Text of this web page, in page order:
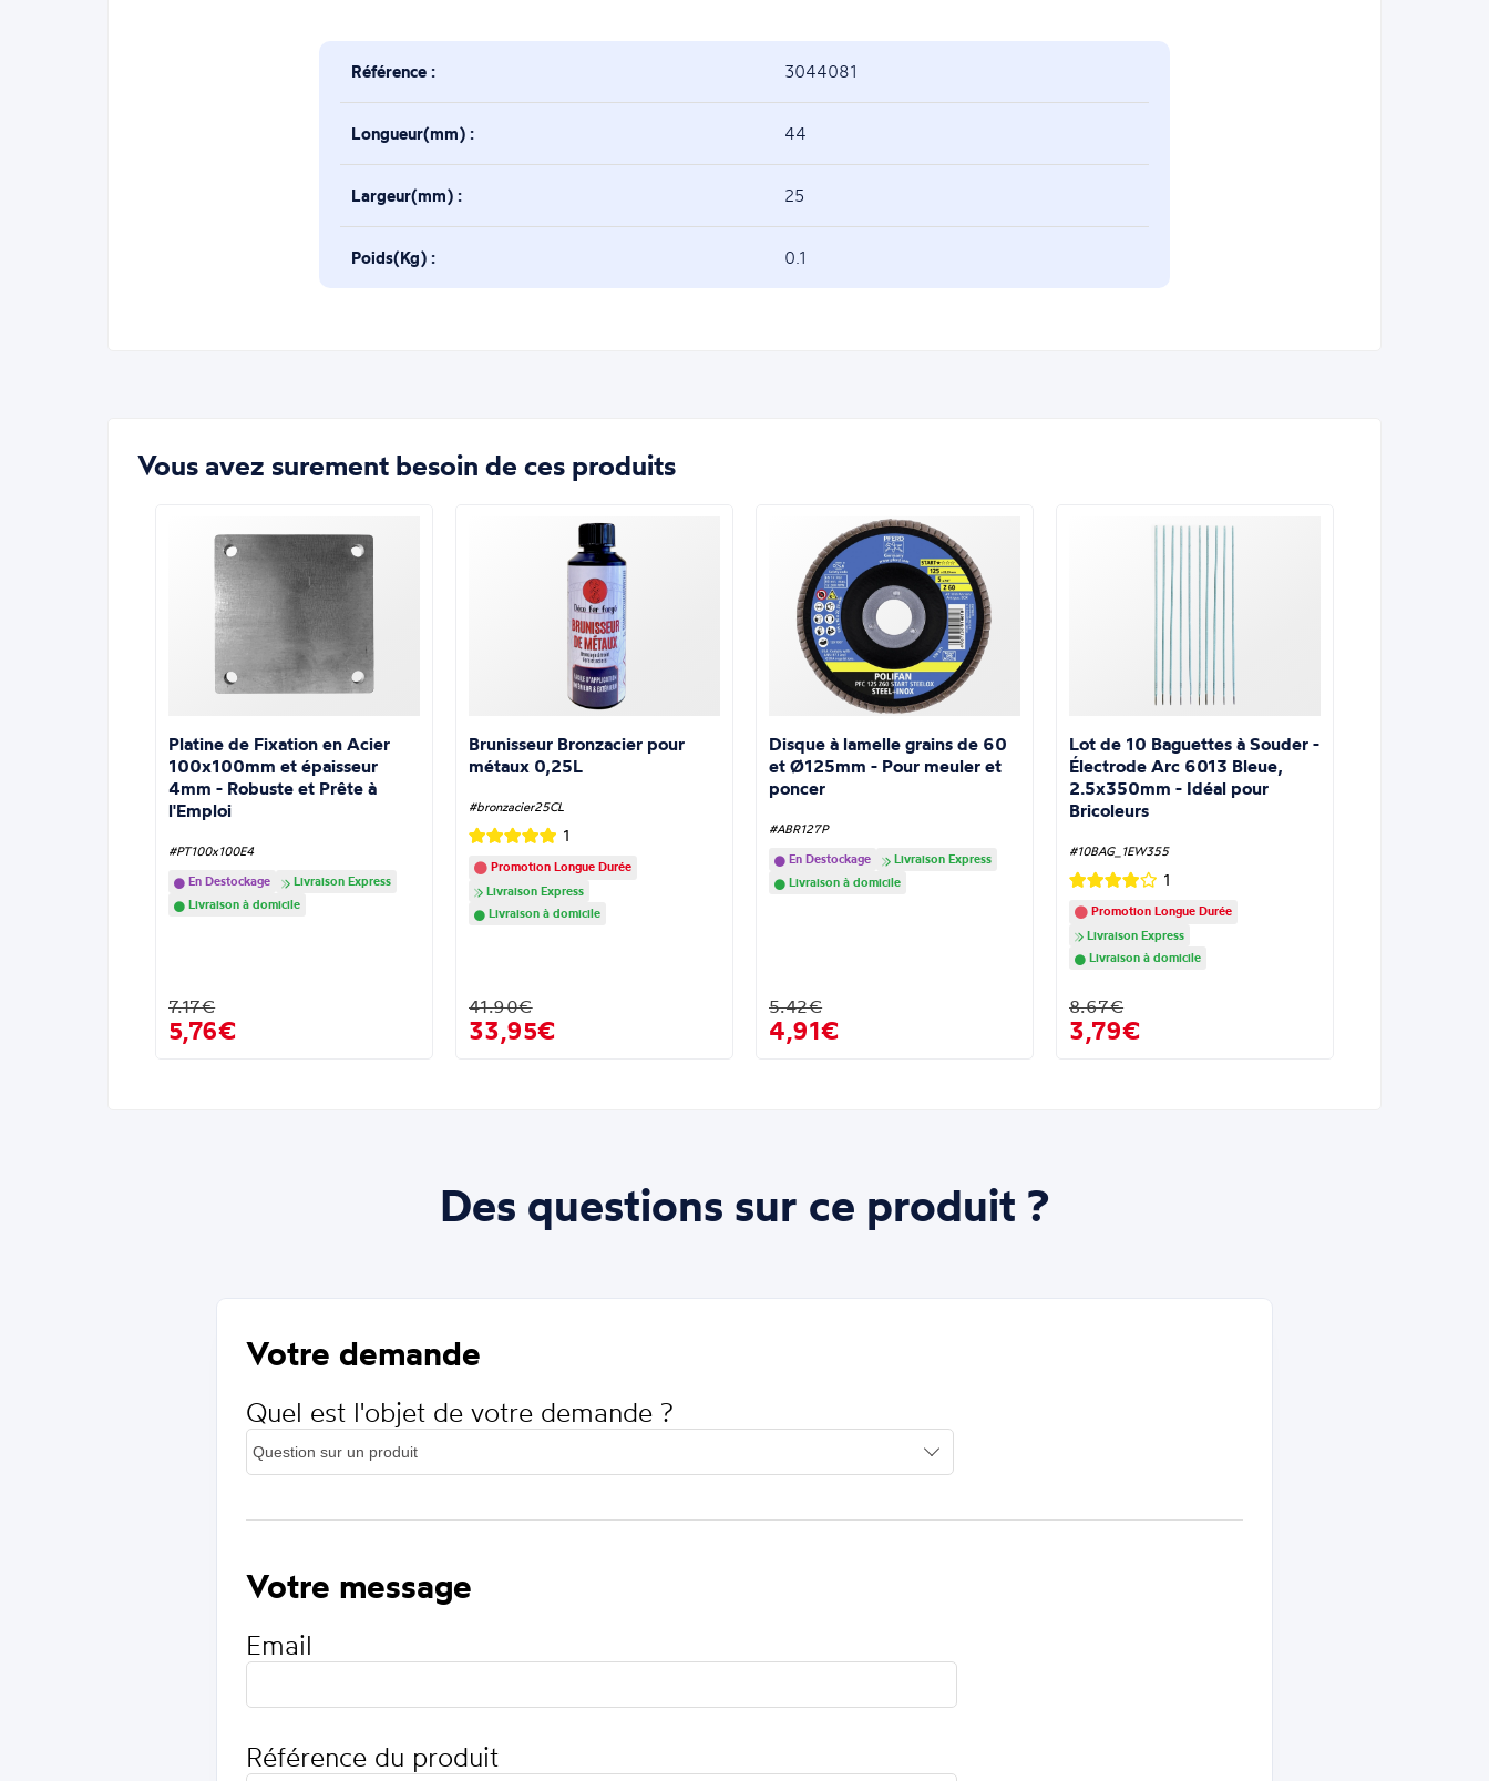
Référence : 3044081
Longueur(mm) : 44
Largeur(mm) : 25
Poids(Kg) : 0.1
Vous avez surement besoin de ces produits
Platine de Fixation en Acier
100x100mm et épaisseur
4mm - Robuste et Prête à
l'Emploi
#PT100x100E4
En Destockage
Livraison Express
Livraison à domicile
7.17€
5,76€
Brunisseur Bronzacier pour
métaux 0,25L
#bronzacier25CL
1
Promotion Longue Durée
Livraison Express
Livraison à domicile
41.90€
33,95€
Disque à lamelle grains de 60
et Ø125mm - Pour meuler et
poncer
#ABR127P
En Destockage
Livraison Express
Livraison à domicile
5.42€
4,91€
Lot de 10 Baguettes à Souder -
Électrode Arc 6013 Bleue,
2.5x350mm - Idéal pour
Bricoleurs
#10BAG_1EW355
1
Promotion Longue Durée
Livraison Express
Livraison à domicile
8.67€
3,79€
Des questions sur ce produit ?
Votre demande
Quel est l'objet de votre demande ?
Votre message
Email
Référence du produit